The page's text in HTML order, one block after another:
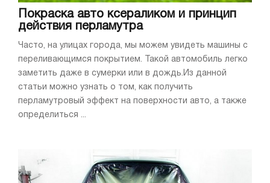
Покраска авто ксераликом и принцип
действия перламутра
Часто, на улицах города, мы можем увидеть машины с
переливающимся покрытием. Такой автомобиль легко
заметить даже в сумерки или в дождь.Из данной
статьи можно узнать о том, как получить
перламутровый эффект на поверхности авто, а также
определиться ...